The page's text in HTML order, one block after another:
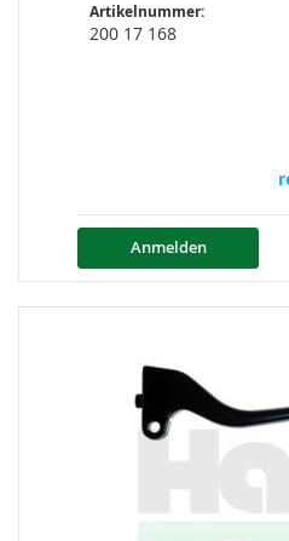
Artikelnummer:
200 17 168
Anmelden